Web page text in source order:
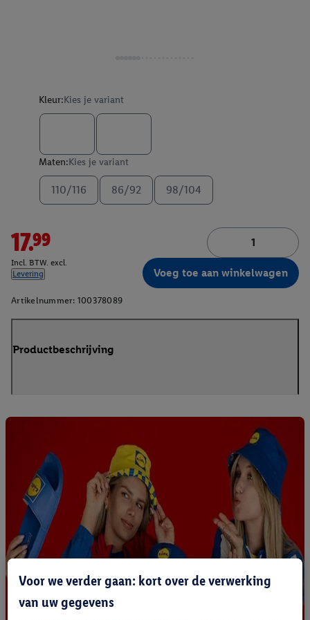
Kleur:Kies je variant
Maten:Kies je variant
110/116 86/92 98/104
17.99
Incl. BTW. excl.
Levering
Voeg toe aan winkelwagen
Artikelnummer: 100378089
Productbeschrijving
Voor we verder gaan: kort over de verwerking
van uw gegevens